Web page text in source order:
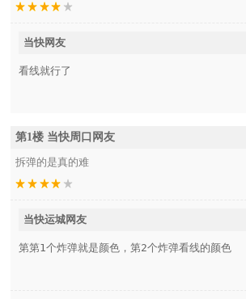
当快网友
看线就行了
第1楼 当快周口网友
拆弹的是真的难
当快运城网友
第第1个炸弹就是颜色，第2个炸弹看线的颜色